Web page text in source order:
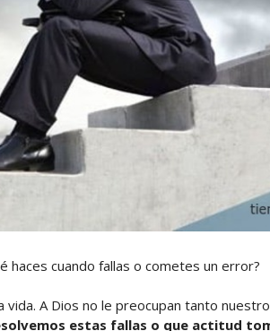
haces cuando fallas o cometes un error?
vida. A Dios no le preocupan tanto
estas fallas o que actitud